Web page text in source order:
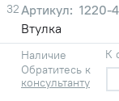
32
1220-
Втулка
Наличие
Обратитесь к
консультанту
К